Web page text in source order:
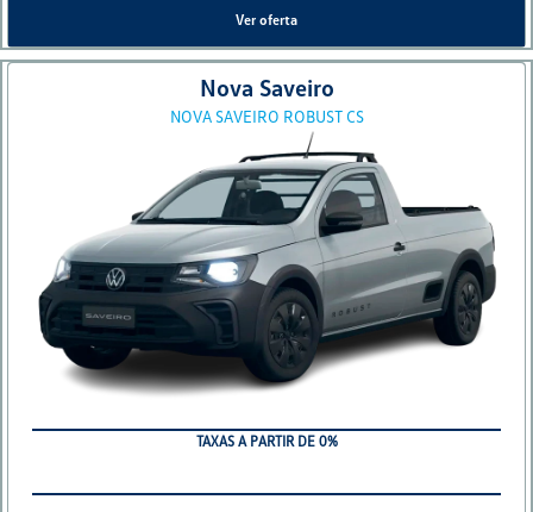
Ver oferta
Nova Saveiro
NOVA SAVEIRO ROBUST CS